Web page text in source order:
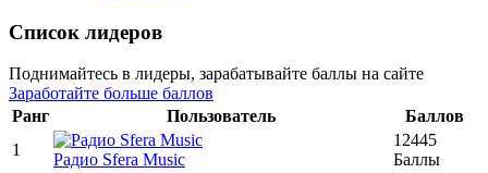
Список лидеров
Поднимайтесь в лидеры, зарабатывайте баллы на сайте
Заработайте больше баллов
Ранг
Пользователь
Баллов
1
Радио Sfera Music
12445
Баллы